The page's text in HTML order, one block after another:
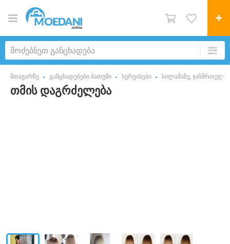
მთავარზე განცხადებები ბათუმი სერვისები სილამაზე,
თმის დაგრძელება